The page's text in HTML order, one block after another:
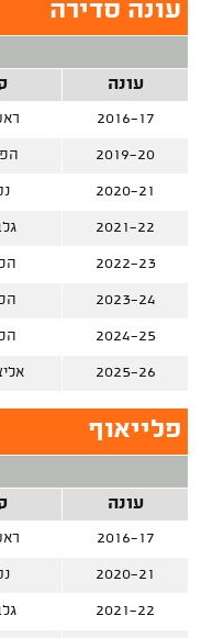
עונה סדירה
עונה
2016-17
2019-20
2020-21
2021-22
2022-23
2023-24
2024-25
2025-26
פלייאוף
עונה
2016-17
2020-21
2021-22